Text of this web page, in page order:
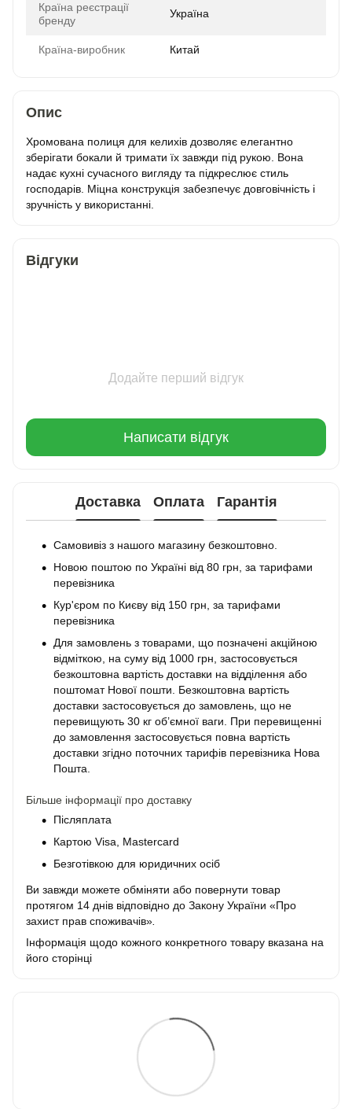
Країна реєстрації
бренду
Україна
Країна-виробник Китай
Опис
Хромована полиця для келихів дозволяє елегантно
зберігати бокали й тримати їх завжди під рукою. Вона
надає кухні сучасного вигляду та підкреслює стиль
господарів. Міцна конструкція забезпечує довговічність і
зручність у використанні.
Відгуки
Додайте перший відгук
Написати відгук
Доставка Оплата Гарантія
Самовивіз з нашого магазину безкоштовно.
Новою поштою по Україні від 80 грн, за тарифами
перевізника
Кур'єром по Києву від 150 грн, за тарифами
перевізника
Для замовлень з товарами, що позначені акційною
відміткою, на суму від 1000 грн, застосовується
безкоштовна вартість доставки на відділення або
поштомат Нової пошти. Безкоштовна вартість
доставки застосовується до замовлень, що не
перевищують 30 кг об’ємної ваги. При перевищенні
до замовлення застосовується повна вартість
доставки згідно поточних тарифів перевізника Нова
Пошта.
Більше інформації про доставку
Післяплата
Картою Visa, Mastercard
Безготівкою для юридичних осіб
Ви завжди можете обміняти або повернути товар
протягом 14 днів відповідно до Закону України «Про
захист прав споживачів»
Інформація щодо кожного конкретного товару вказана на
його сторінці